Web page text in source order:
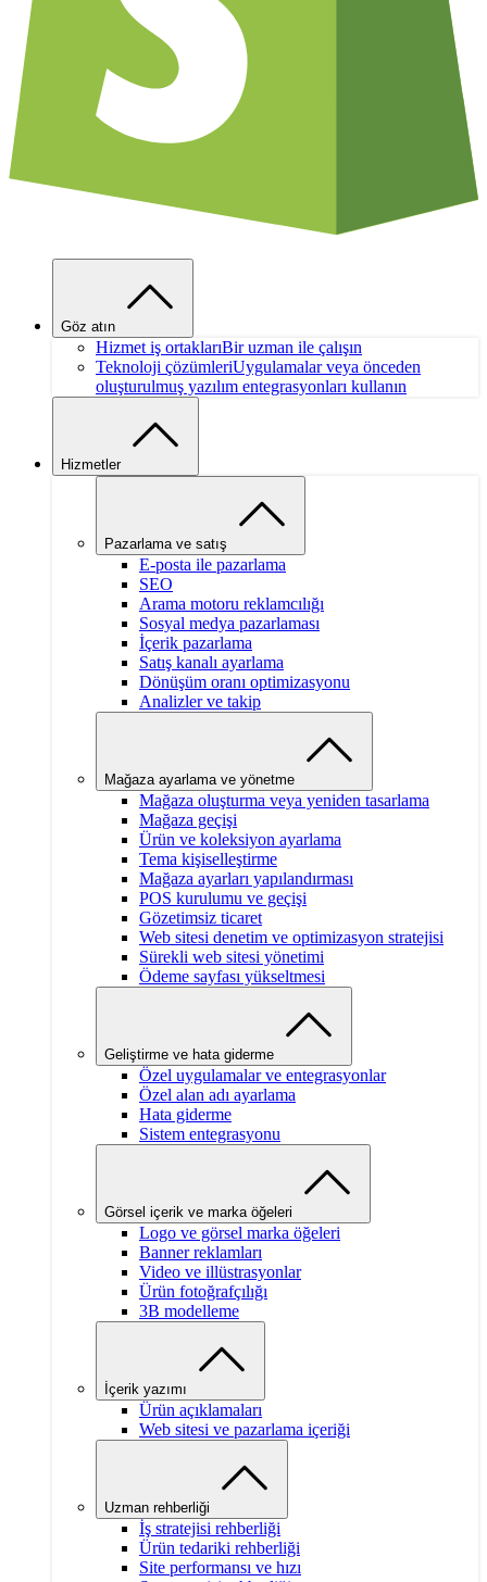
Göz atın
Hizmet iş ortaklarıBir uzman ile çalışın
Teknoloji çözümleriUygulamalar veya önceden
oluşturulmuş yazılım entegrasyonları kullanın
Hizmetler
Pazarlama ve satış
E-posta ile pazarlama
SEO
Arama motoru reklamcılığı
Sosyal medya pazarlaması
İçerik pazarlama
Satış kanalı ayarlama
Dönüşüm oranı optimizasyonu
Analizler ve takip
Mağaza ayarlama ve yönetme
Mağaza oluşturma veya yeniden tasarlama
Mağaza geçişi
Ürün ve koleksiyon ayarlama
Tema kişiselleştirme
Mağaza ayarları yapılandırması
POS kurulumu ve geçişi
Gözetimsiz ticaret
Web sitesi denetim ve optimizasyon stratejisi
Sürekli web sitesi yönetimi
Ödeme sayfası yükseltmesi
Geliştirme ve hata giderme
Özel uygulamalar ve entegrasyonlar
Özel alan adı ayarlama
Hata giderme
Sistem entegrasyonu
Görsel içerik ve marka öğeleri
Logo ve görsel marka öğeleri
Banner reklamları
Video ve illüstrasyonlar
Ürün fotoğrafçılığı
3B modelleme
İçerik yazımı
Ürün açıklamaları
Web sitesi ve pazarlama içeriği
Uzman rehberliği
İş stratejisi rehberliği
Ürün tedariki rehberliği
Site performansı ve hızı